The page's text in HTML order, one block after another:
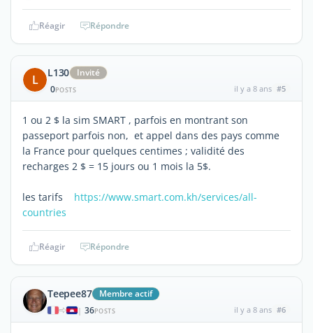
Réagir Répondre
L L130
Invité
0POSTS il y a 8 ans #5
1 ou 2 $ la sim SMART , parfois en montrant son
passeport parfois non, et appel dans des pays comme
la France pour quelques centimes ; validité des
recharges 2 $ = 15 jours ou 1 mois la 5$.
les tarifs https://www.smart.com.kh/services/all-
countries
Réagir Répondre
Teepee87 Membre actif
| 36POSTS il y a 8 ans #6